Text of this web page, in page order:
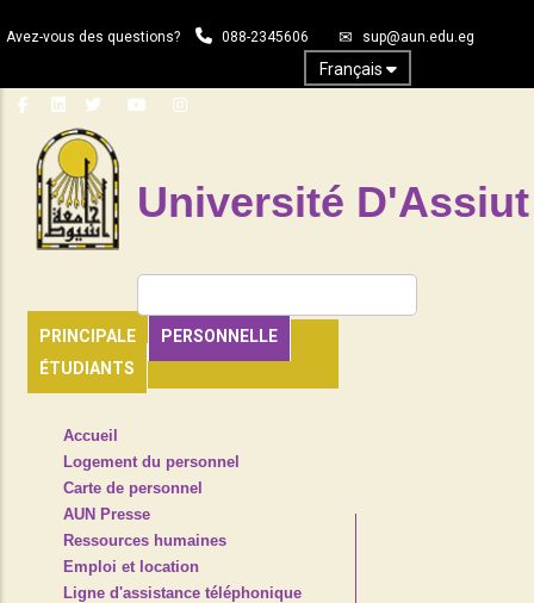
au
principal
Avez-vous des questions? 088-2345606 sup@aun.edu.eg
Français
Université D'Assiut
PRINCIPALE
PERSONNELLE
ÉTUDIANTS
HEADER
NAVIGATION
Accueil
Logement du personnel
Carte de personnel
AUN Presse
Ressources humaines
Emploi et location
Ligne d'assistance téléphonique